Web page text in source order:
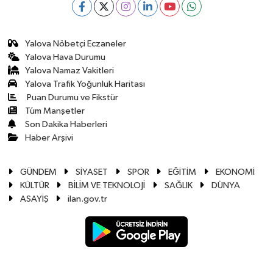
Yalova Nöbetçi Eczaneler
Yalova Hava Durumu
Yalova Namaz Vakitleri
Yalova Trafik Yoğunluk Haritası
Puan Durumu ve Fikstür
Tüm Manşetler
Son Dakika Haberleri
Haber Arşivi
GÜNDEM SİYASET SPOR EĞİTİM
EKONOMİ
KÜLTÜR
BİLİM VE TEKNOLOJİ SAĞLIK
DÜNYA
ASAYİŞ
ilan.gov.tr